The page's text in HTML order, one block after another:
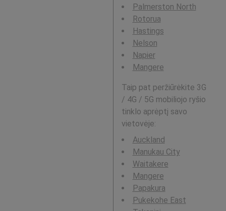
Palmerston North
Rotorua
Hastings
Nelson
Napier
Mangere
Taip pat peržiūrėkite 3G
/ 4G / 5G mobiliojo ryšio
tinklo aprėptį savo
vietovėje:
Auckland
Manukau City
Waitakere
Mangere
Papakura
Pukekohe East